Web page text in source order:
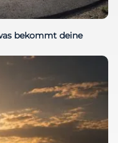
bekommt deine